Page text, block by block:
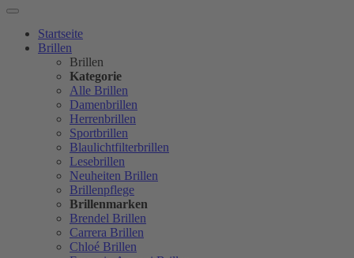
Startseite
Brillen
Brillen
Kategorie
Alle Brillen
Damenbrillen
Herrenbrillen
Sportbrillen
Blaulichtfilterbrillen
Lesebrillen
Neuheiten Brillen
Brillenpflege
Brillenmarken
Brendel Brillen
Carrera Brillen
Chloé Brillen